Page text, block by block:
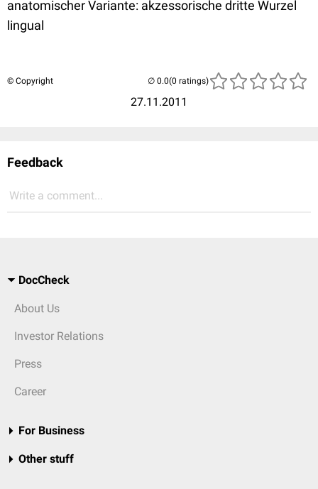
anatomischer Variante: akzessorische dritte Wurzel
lingual
© Copyright
27.11.2011
(0 ratings)
Feedback
Write a comment...
DocCheck
About Us
Investor Relations
Press
Career
For Business
Other stuff